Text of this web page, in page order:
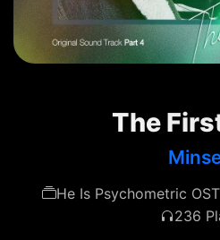
The
He Is Psychometric
236